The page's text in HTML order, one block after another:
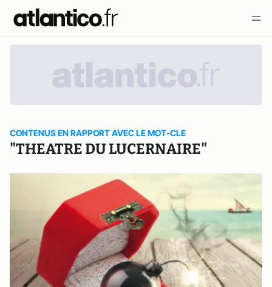
CONTENUS EN RAPPORT AVEC LE MOT-CLE
"THEATRE DU LUCERNAIRE"